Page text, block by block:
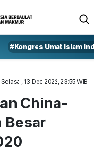
#Kongres Umat Islam
Selasa , 13 Dec 2022, 23:55 WIB
China-
Besar